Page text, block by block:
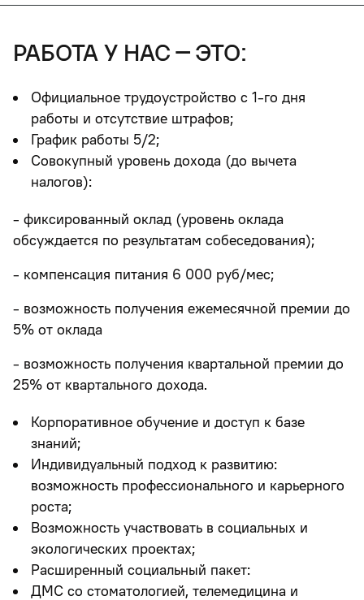
работа у нас – это:
Официальное трудоустройство с 1-го дня
работы и отсутствие штрафов;
График работы 5/2;
Совокупный уровень дохода (до вычета
налогов):
- фиксированный оклад (уровень оклада
обсуждается по результатам собеседования);
- компенсация питания 6 000 руб/мес;
- возможность получения ежемесячной премии до
5% от оклада
- возможность получения квартальной премии до
25% от квартального дохода.
Корпоративное обучение и доступ к базе
знаний;
Индивидуальный подход к развитию:
возможность профессионального и карьерного
роста;
Возможность участвовать в социальных и
экологических проектах;
Расширенный социальный пакет:
ДМС со стоматологией, телемедицина и